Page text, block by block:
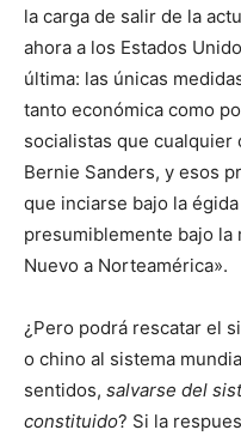
la carga de salir de la
ahora a los Estados
última: las únicas
tanto económica como
socialistas que
Bernie Sanders, y esos
que inciarse bajo la
presumiblemente bajo la
Nuevo a Norteamérica».
¿Pero podrá rescatar el
o chino al sistema
sentidos, salvarse del
constituido? Si la